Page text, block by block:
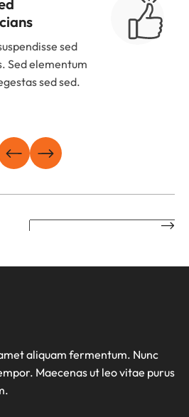
sed
Sed elementum
sed sed.
aliquam fermentum. Nunc
Maecenas ut leo vitae purus